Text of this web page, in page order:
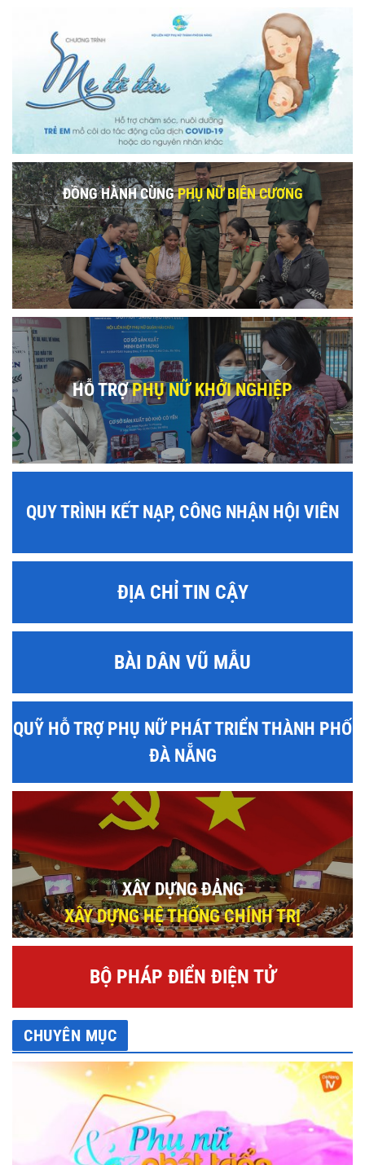
ĐỒNG HÀNH CÙNGPHỤ NỮ BIÊN CƯƠNG
HỖ TRỢPHỤ NỮ KHỞI NGHIỆP
QUY TRÌNH KẾT NẠP, CÔNG NHẬN HỘI VIÊN
ĐỊA CHỈ TIN CẬY
BÀI DÂN VŨ MẪU
QUỸ HỖ TRỢ PHỤ NỮ PHÁT TRIỂN THÀNH PHỐ
ĐÀ NẴNG
XÂY DỰNG ĐẢNG
XÂY DỰNG HỆ THỐNG CHÍNH TRỊ
BỘ PHÁP ĐIỂN ĐIỆN TỬ
CHUYÊN MỤC